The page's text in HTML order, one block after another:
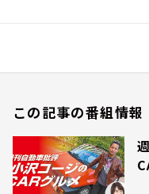
この記事の番組情報